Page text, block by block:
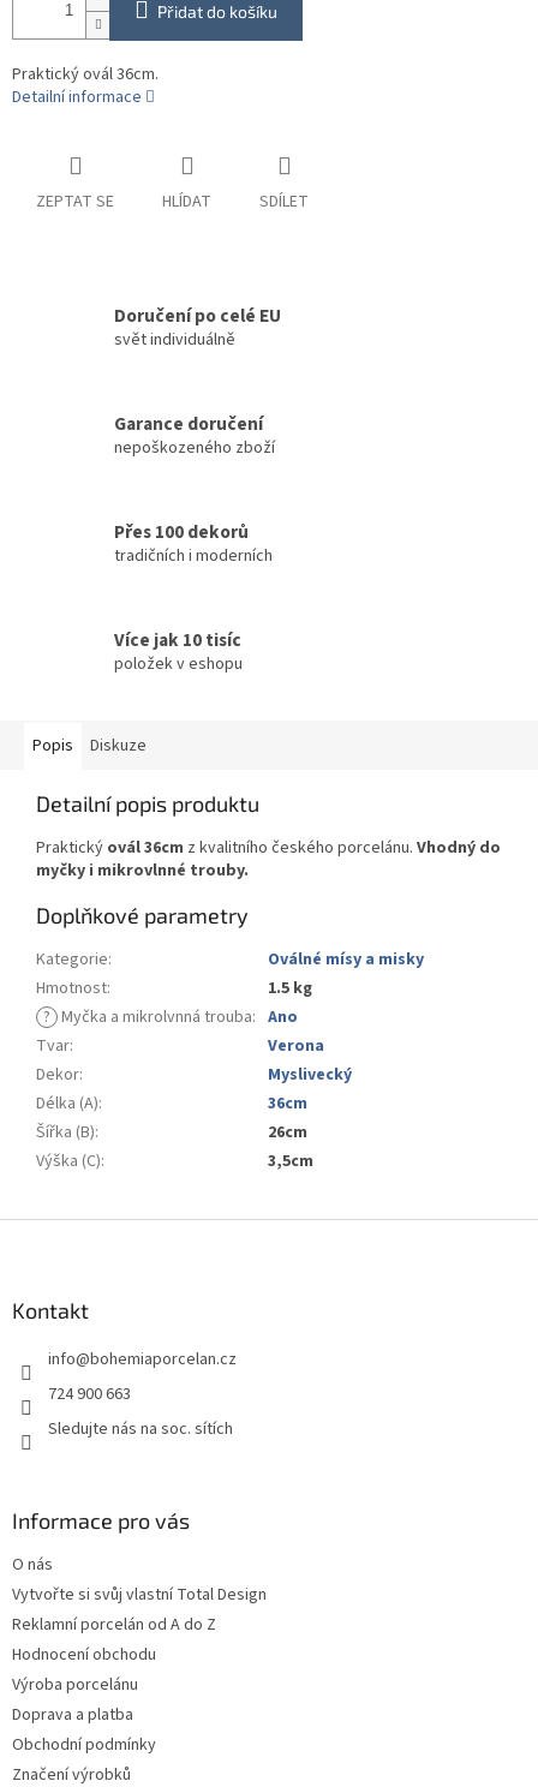
Přidat do košíku
Praktický ovál 36cm.
Detailní informace
ZEPTAT SE HLÍDAT SDÍLET
Doručení po celé EU
svět individuálně
Garance doručení
nepoškozeného zboží
Přes 100 dekorů
tradičních i moderních
Více jak 10 tisíc
položek v eshopu
Popis Diskuze
Detailní popis produktu
Praktický ovál 36cm z kvalitního českého porcelánu. Vhodný do
myčky i mikrovlnné trouby.
Doplňkové parametry
Kategorie:
Oválné mísy a misky
Hmotnost:
1.5 kg
? Myčka a mikrolvnná trouba: Ano
Tvar:
Verona
Dekor:
Myslivecký
Délka (A):
36cm
Šířka (B):
26cm
Výška (C): 3,5cm
Kontakt
info@bohemiaporcelan.cz
724 900 663
Sledujte nás na soc. sítích
Informace pro vás
O nás
Vytvořte si svůj vlastní Total Design
Reklamní porcelán od A do Z
Hodnocení obchodu
Výroba porcelánu
Doprava a platba
Obchodní podmínky
Značení výrobků